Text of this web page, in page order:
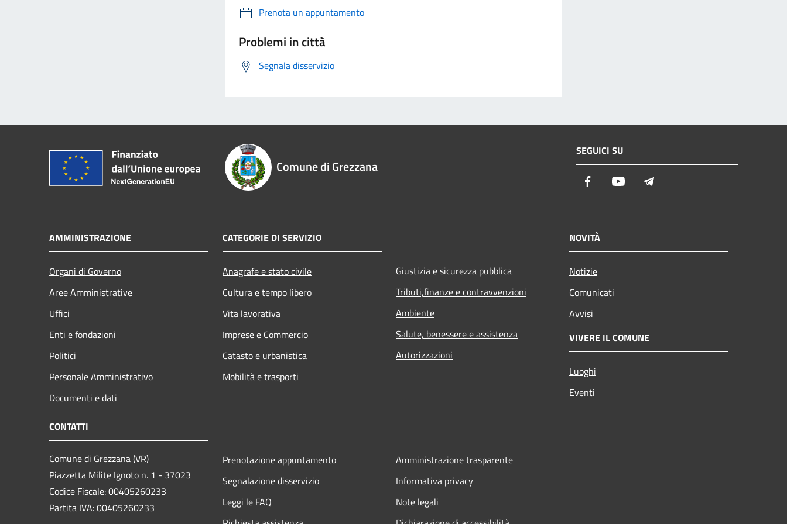
Prenota un appuntamento
Problemi in città
Segnala disservizio
Comune di Grezzana
SEGUICI SU
Facebook Youtube
AMMINISTRAZIONE
Organi di Governo
Aree Amministrative
Uffici
Enti e fondazioni
Politici
Personale Amministrativo
Documenti e dati
CATEGORIE DI SERVIZIO
Anagrafe e stato civile
Cultura e tempo libero
Vita lavorativa
Imprese e Commercio
Catasto e urbanistica
Mobilità e trasporti
Giustizia e sicurezza pubblica
Tributi,finanze e contravvenzioni
Ambiente
Salute, benessere e assistenza
Autorizzazioni
NOVITÀ
Notizie
Comunicati
Avvisi
VIVERE IL COMUNE
Luoghi
Eventi
CONTATTI
Comune di Grezzana (VR)
Piazzetta Milite Ignoto n. 1 - 37023
Codice Fiscale: 00405260233
Partita IVA: 00405260233
Prenotazione appuntamento
Segnalazione disservizio
Leggi le FAQ
Amministrazione trasparente
Informativa privacy
Note legali